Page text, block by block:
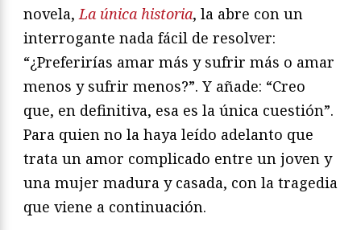
novela, La única historia, la abre con un
interrogante nada fácil de resolver:
“¿Preferirías amar más y sufrir más o amar
menos y sufrir menos?”. Y añade: “Creo
que, en definitiva, esa es la única cuestión”.
Para quien no la haya leído adelanto que
trata un amor complicado entre un joven y
una mujer madura y casada, con la tragedia
que viene a continuación.